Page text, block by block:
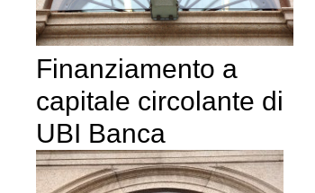
Finanziamento a
capitale circolante di
UBI Banca